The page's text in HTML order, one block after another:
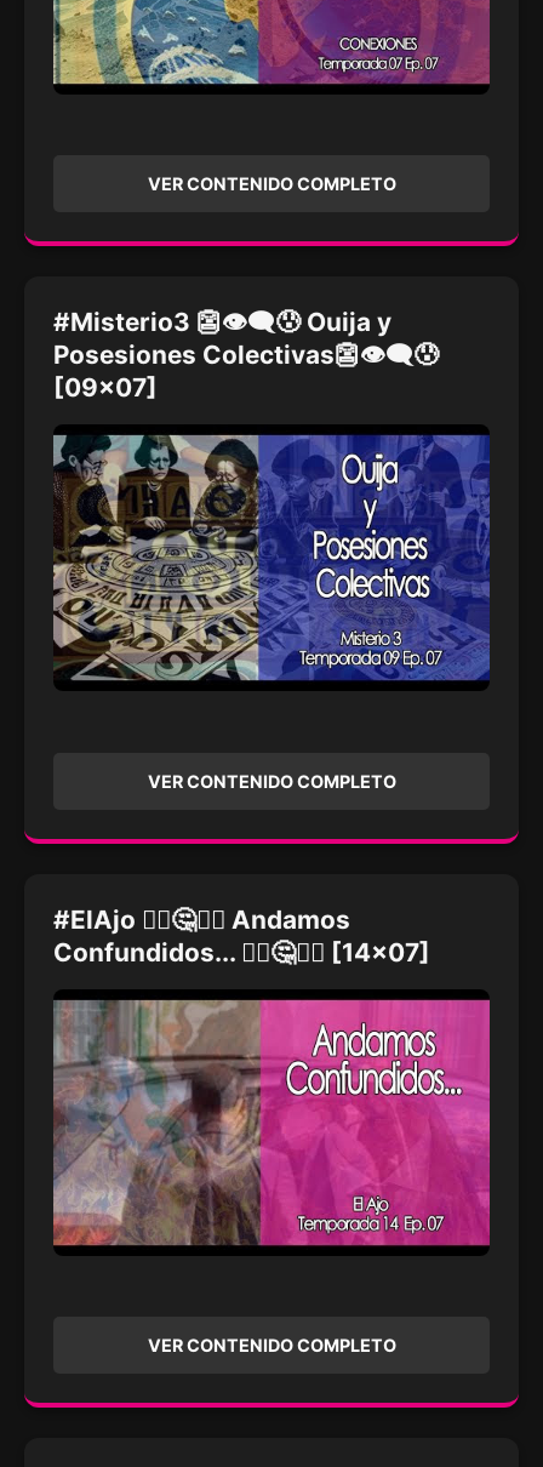
VER CONTENIDO COMPLETO
#Misterio3 👺👁‍🗨😰 Ouija y
Posesiones Colectivas👺👁‍🗨😰
[09x07]
VER CONTENIDO COMPLETO
#ElAjo 🤷‍♀️🤔🤷‍♂️ Andamos
Confundidos... 🤷‍♀️🤔🤷‍♂️ [14x07]
VER CONTENIDO COMPLETO